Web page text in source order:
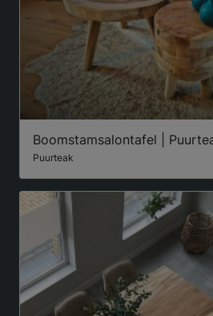
Boomstamsalontafel |
Puurteak